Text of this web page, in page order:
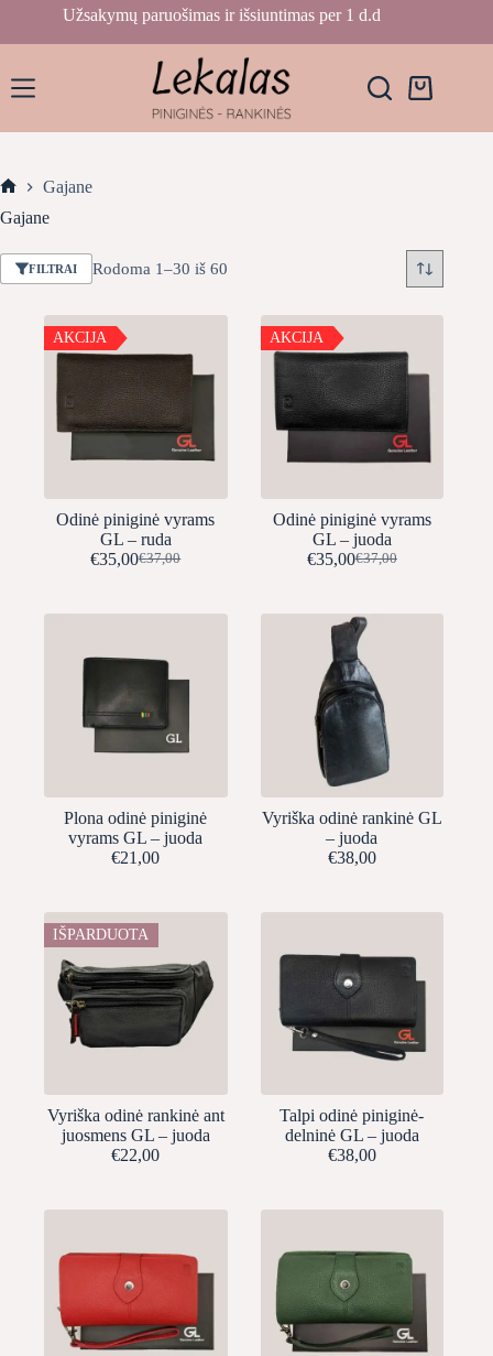
content
Užsakymų paruošimas ir išsiuntimas per 1 d.d
Krepšelis
Gajane
Gajane
FILTRAI Rodoma 1–30 iš 60
AKCIJA
Odinė piniginė vyrams
GL – ruda
€37,00
Original
€35,00Current
AKCIJA
Odinė piniginė vyrams
GL – juoda
€37,00
Original
€37,00.
€35,00Current
€35,00.
Plona odinė piniginė
vyrams GL – juoda
€21,00
Vyriška odinė rankinė GL
– juoda
€38,00
IŠPARDUOTA
Vyriška odinė rankinė ant
juosmens GL – juoda
€22,00
Talpi odinė piniginė-
delninė GL – juoda
€38,00